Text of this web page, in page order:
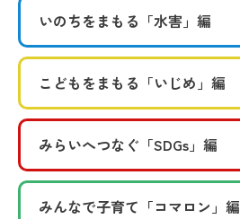
いのちをまもる 「水害」編
こどもをまもる 「いじめ」編
みらいへつなぐ 「SDGs」編
みんなで子育て 「コマロン」編